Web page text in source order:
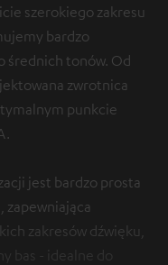
szerokiego zakresu
bardzo
średnich tonów. Od
zwrotnica
punkcie
jest bardzo prosta
zakresów dźwięku,
bas - idealne do